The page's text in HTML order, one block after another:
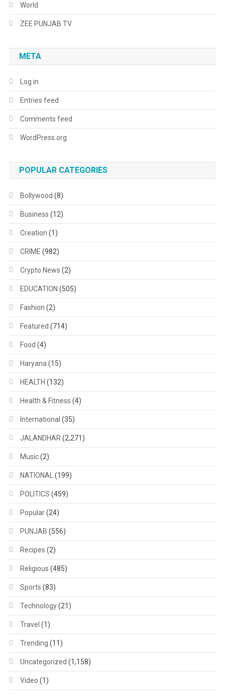
World
ZEE PUNJAB TV
META
Log in
Entries feed
Comments feed
WordPress.org
POPULAR CATEGORIES
Bollywood (8)
Business (12)
Creation (1)
CRIME (982)
Crypto News (2)
EDUCATION (505)
Fashion (2)
Featured (714)
Food (4)
Haryana (15)
HEALTH (132)
Health & Fitness (4)
International (35)
JALANDHAR (2,271)
Music(2)
NATIONAL (199)
POLITICS (459)
Popular(24)
PUNJAB (556)
Recipes (2)
Religious (485)
Sports (83)
Technology(21)
Travel (1)
Trending (11)
Uncategorized (1,158)
Video (1)